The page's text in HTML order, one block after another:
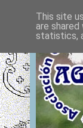
This site
are
statistics,